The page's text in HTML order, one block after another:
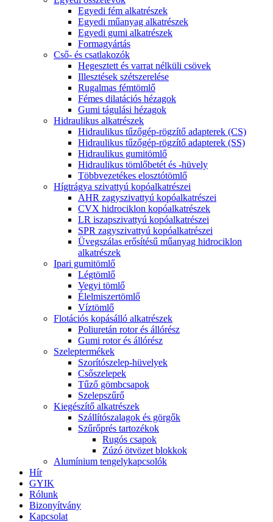
Egyedi fém alkatrészek
Egyedi műanyag alkatrészek
Egyedi gumi alkatrészek
Formagyártás
Cső- és csatlakozók
Hegesztett és varrat nélküli csövek
Illesztések szétszerelése
Rugalmas fémtömlő
Fémes dilatációs hézagok
Gumi tágulási hézagok
Hidraulikus alkatrészek
Hidraulikus tűzőgép-rögzítő adapterek (CS)
Hidraulikus tűzőgép-rögzítő adapterek (SS)
Hidraulikus gumitömlő
Hidraulikus tömlőbetét és -hüvely
Többvezetékes elosztótömlő
Hígtrágya szivattyú kopóalkatrészei
AHR zagyszivattyú kopóalkatrészei
CVX hidrociklon kopóalkatrészek
LR iszapszivattyú kopóalkatrészei
SPR zagyszivattyú kopóalkatrészei
Üvegszálas erősítésű műanyag hidrociklon
alkatrészek
Ipari gumitömlő
Légtömlő
Vegyi tömlő
Élelmiszertömlő
Víztömlő
Flotációs kopásálló alkatrészek
Poliuretán rotor és állórész
Gumi rotor és állórész
Szeleptermékek
Szorítószelep-hüvelyek
Csőszelepek
Tűző gömbcsapok
Szelepszűrő
Kiegészítő alkatrészek
Szállítószalagok és görgők
Szűrőprés tartozékok
Rugós csapok
Zúzó ötvözet blokkok
Alumínium tengelykapcsolók
Hír
GYIK
Rólunk
Bizonyítvány
Kapcsolat